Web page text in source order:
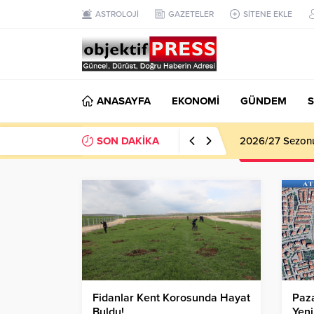
ASTROLOJİ GAZETELER SİTENE EKLE
ANASAYFA EKONOMİ GÜNDEM
SON DAKİKA Haliliye
Fidanlar Kent Korosunda Hayat